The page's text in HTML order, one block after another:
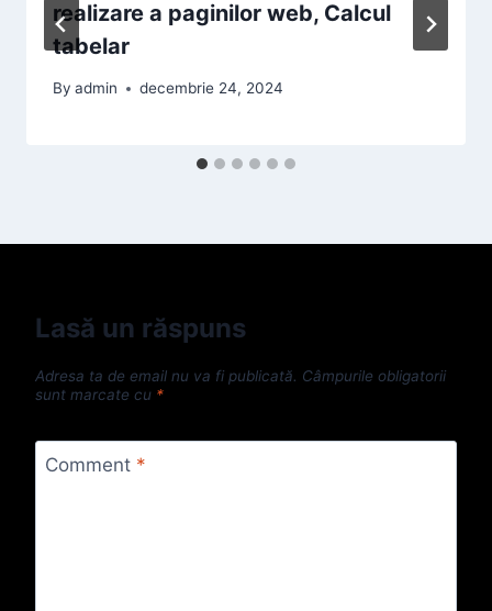
realizare a paginilor web, Calcul
tabelar
By admin decembrie 24, 2024
Lasă un răspuns
Adresa ta de email nu va fi publicată. Câmpurile obligatorii
sunt marcate cu *
Comment *